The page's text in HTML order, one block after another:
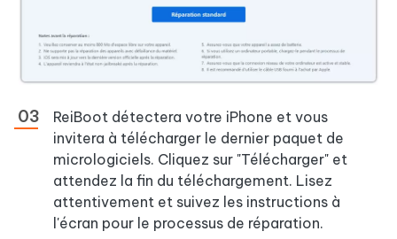
ReiBoot détectera votre iPhone et vous
invitera à télécharger le dernier paquet de
micrologiciels. Cliquez sur "Télécharger" et
attendez la fin du téléchargement. Lisez
attentivement et suivez les instructions à
l'écran pour le processus de réparation.